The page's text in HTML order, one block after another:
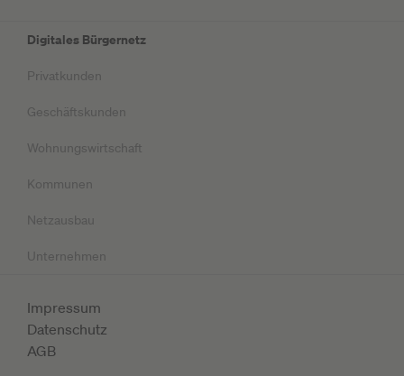
Digitales Bürgernetz
Privatkunden
Geschäftskunden
Wohnungswirtschaft
Kommunen
Netzausbau
Unternehmen
Impressum
Datenschutz
AGB